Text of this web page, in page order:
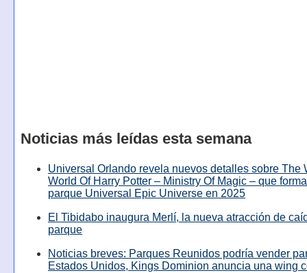
Noticias más leídas esta semana
Universal Orlando revela nuevos detalles sobre The
World Of Harry Potter – Ministry Of Magic – que
parque Universal Epic Universe en 2025
El Tibidabo inaugura Merlí, la nueva atracción de
parque
Noticias breves: Parques Reunidos podría vender
Estados Unidos, Kings Dominion anuncia una wing